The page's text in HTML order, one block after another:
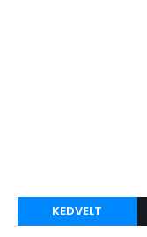
KEDVELT